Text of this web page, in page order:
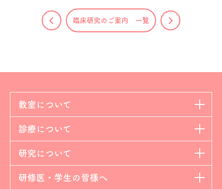
臨床研究のご案内 一覧
教室について
診療について
研究について
研修医・学生の皆様へ